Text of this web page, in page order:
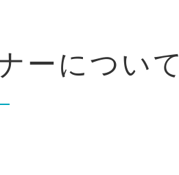
ーについて